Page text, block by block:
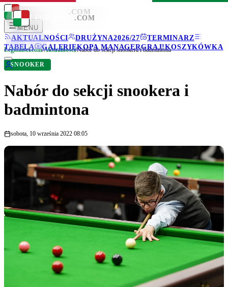
LEGIONISCI .COM
MENU
AKTUALNOŚCI
DRUŻYNA2026/27
TERMINARZ
TABELA
GALERIEKOPA MANAGERGRAJ!KOSZYKÓWKA
LEGIONISCI .COM
Legionisci.com/Aktualności/Nabór do sekcji snookera i badmintona
SNOOKER
Nabór do sekcji snookera i
badmintona
sobota, 10 września 2022 08:05